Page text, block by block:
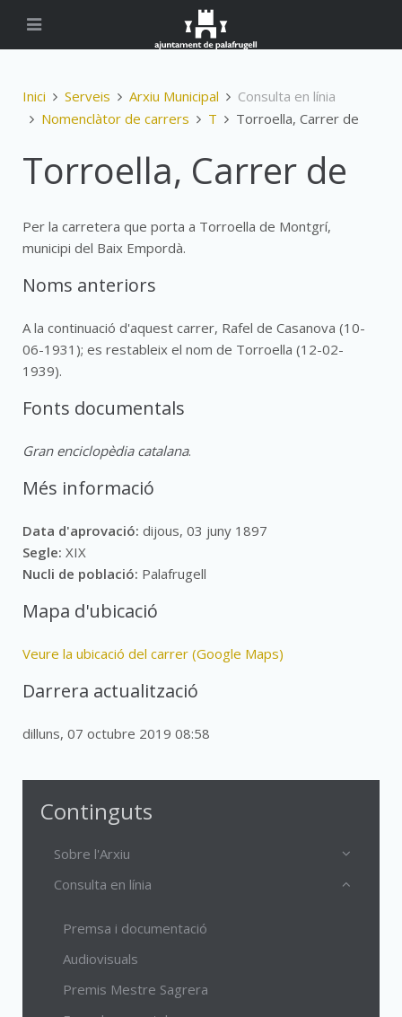
Inici Serveis Arxiu Municipal
Consulta en línia
Nomenclàtor de carrers
T Torroella, Carrer de
Torroella, Carrer de
Per la carretera que porta a Torroella de Montgrí,
municipi del Baix Empordà.
Noms anteriors
A la continuació d'aquest carrer, Rafel de Casanova (10-
06-1931); es restableix el nom de Torroella (12-02-
1939).
Fonts documentals
Gran enciclopèdia catalana.
Més informació
Data d'aprovació: dijous, 03 juny 1897
Segle: XIX
Nucli de població: Palafrugell
Mapa d'ubicació
Veure la ubicació del carrer (Google Maps)
Darrera actualització
dilluns, 07 octubre 2019 08:58
Continguts
Sobre l'Arxiu
Consulta en línia
Premsa i documentació
Audiovisuals
Premis Mestre Sagrera